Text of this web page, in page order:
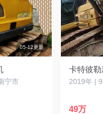
05-12更新
宁市 2019年 |
49万